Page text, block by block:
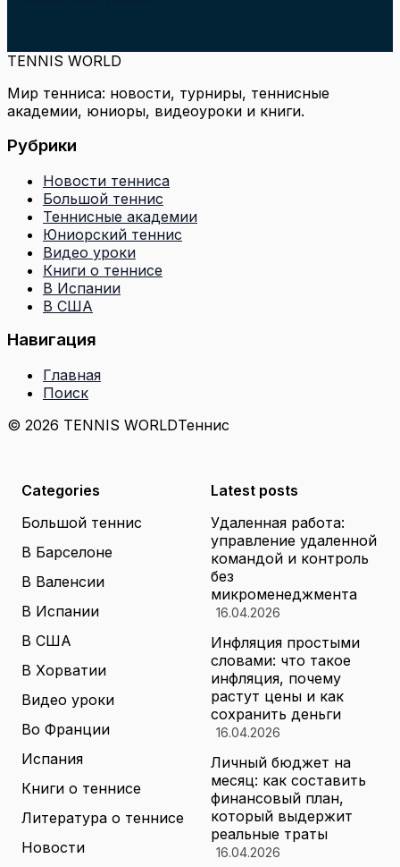
TENNIS WORLD
Мир тенниса: новости, турниры, теннисные
академии, юниоры, видеоуроки и книги.
Рубрики
Новости тенниса
Большой теннис
Теннисные академии
Юниорский теннис
Видео уроки
Книги о теннисе
В Испании
В США
Навигация
Главная
Поиск
© 2026 TENNIS WORLDТеннис
Categories
Большой теннис
В Барселоне
В Валенсии
В Испании
В США
В Хорватии
Видео уроки
Во Франции
Испания
Книги о теннисе
Литература о теннисе
Новости
Latest posts
Удаленная работа:
управление удаленной
командой и контроль
без
микроменеджмента
16.04.2026
Инфляция простыми
словами: что такое
инфляция, почему
растут цены и как
сохранить деньги
16.04.2026
Личный бюджет на
месяц: как составить
финансовый план,
который выдержит
реальные траты
16.04.2026